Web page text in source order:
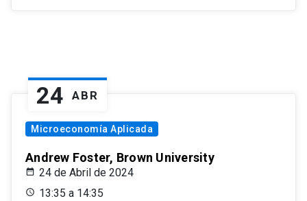
24 ABR
Microeconomía Aplicada
Andrew Foster, Brown University
24 de Abril de 2024
13:35 a 14:35